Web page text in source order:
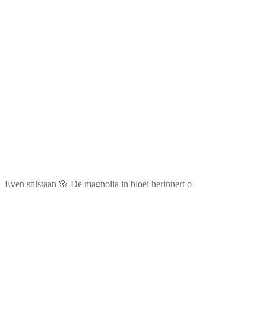
Even stilstaan 🌸 De magnolia in bloei herinnert o